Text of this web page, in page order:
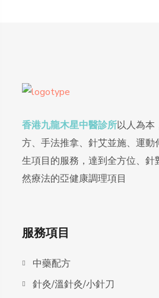
香港九龍木星中醫診所以人為本
方、手法推拿、針艾並施、運動
生項目的服務，達到全方位、針
然療法的亞健康調理項目
服務項目
中藥配方
針灸/溫針灸/小針刀